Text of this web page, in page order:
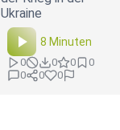
Ukraine
8 Minuten
0 0 0
0
0
0 0